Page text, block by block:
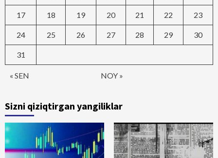
« SEN NOY »
17 18 19 20 21 22 23
24 25 26 27 28 29 30
31
Sizni qiziqtirgan yangiliklar